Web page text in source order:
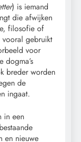
) is iemand
die afwijken
filosofie of
gebruikt
voor
dogma’s
breder worden
de
ingaat.
in een
en nieuwe